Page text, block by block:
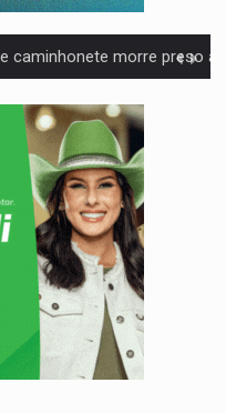
para aproveitar o fim de semana
prendem membro do CV com arma e drogas
parceria com a APAE para ampliar ações
no combate a drones durante
Em Itapuã do Oeste, CINEMAZÔNIA leva cinema
Rondônia terá sábado (8) de calor
Após quase 30 anos de espera, asfalto chega ao
estreia na programação do Festival de